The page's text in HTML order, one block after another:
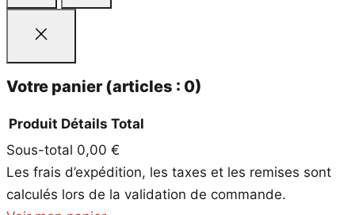
Votre panier (articles : 0)
Produits
dans
le
Produit Détails Total
Sous-total 0,00 €
Les frais d’expédition, les taxes et les remises sont
calculés lors de la validation de commande.